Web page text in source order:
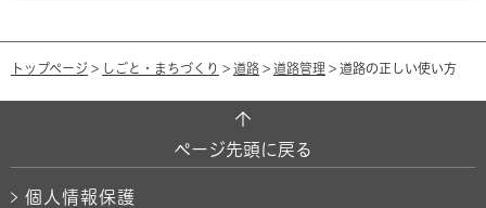
トップページ > しごと・まちづくり > 道路 > 道路管理 > 道路の正しい使い方
ページ先頭に戻る
個人情報保護